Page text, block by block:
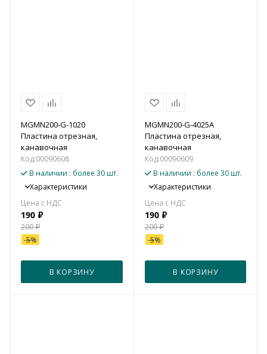
MGMN200-G-1020
Пластина отрезная,
канавочная
Код:00090608
В наличии : более 30 шт.
Характеристики
190 ₽
200₽
-5%
В КОРЗИНУ
MGMN200-G-4025A
Пластина отрезная,
канавочная
Код:00090609
В наличии : более 30 шт.
Характеристики
190₽
200₽
-5%
В КОРЗИНУ